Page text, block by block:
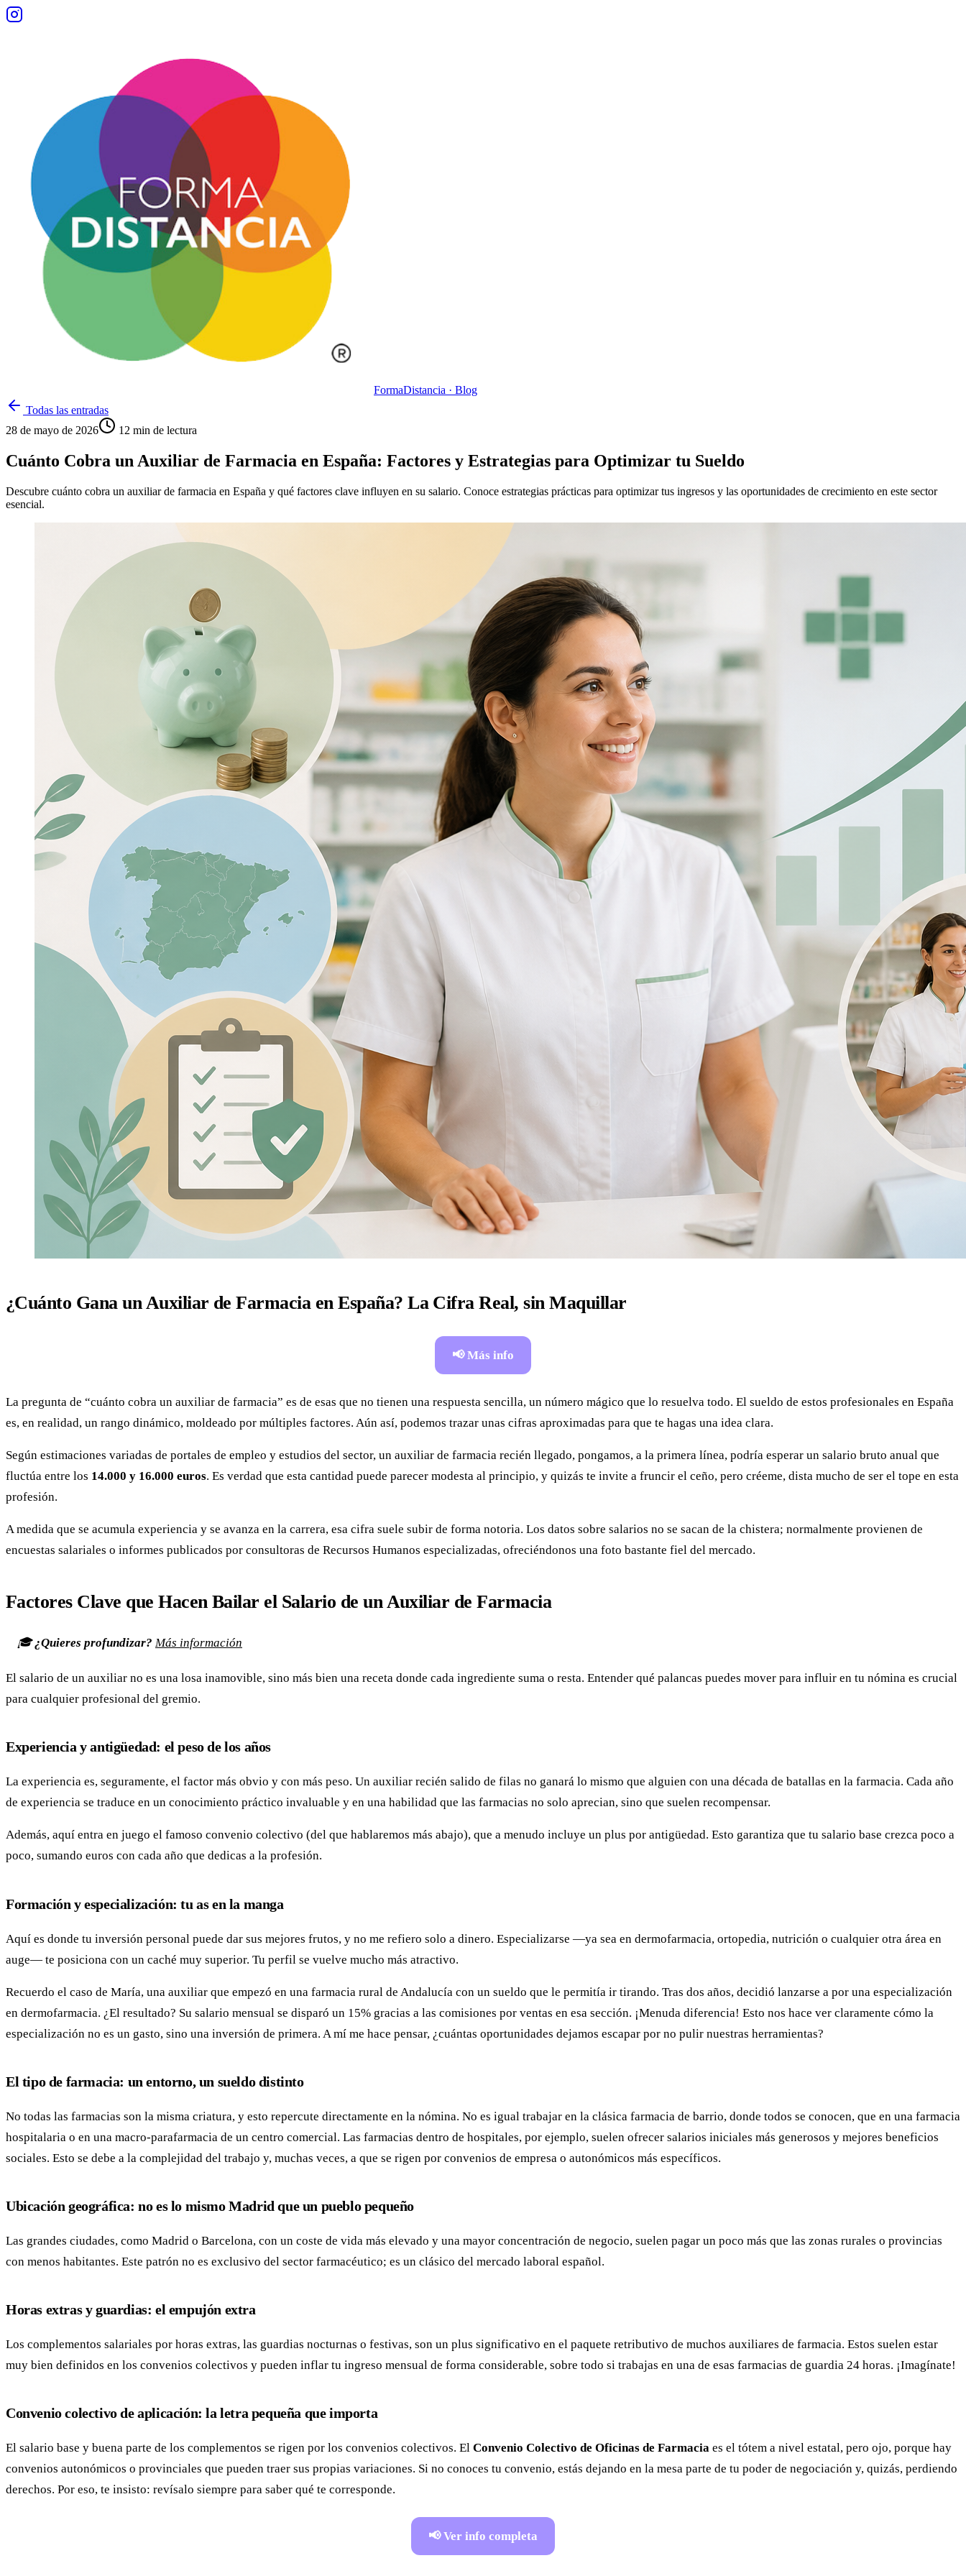
FormaDistancia · Blog
Todas las entradas
28 de mayo de 2026
12 min de lectura
Cuánto Cobra un Auxiliar de Farmacia en España: Factores y Estrategias para Optimizar tu Sueldo
Descubre cuánto cobra un auxiliar de farmacia en España y qué factores clave influyen en su salario. Conoce estrategias prácticas para optimizar tus ingresos y las oportunidades de crecimiento en este sector
esencial.
¿Cuánto Gana un Auxiliar de Farmacia en España? La Cifra Real, sin Maquillar
📢 Más info
La pregunta de “cuánto cobra un auxiliar de farmacia” es de esas que no tienen una respuesta sencilla, un número mágico que lo resuelva todo. El sueldo de estos profesionales en España
es, en realidad, un rango dinámico, moldeado por múltiples factores. Aún así, podemos trazar unas cifras aproximadas para que te hagas una idea clara.
Según estimaciones variadas de portales de empleo y estudios del sector, un auxiliar de farmacia recién llegado, pongamos, a la primera línea, podría esperar un salario bruto anual que
fluctúa entre los 14.000 y 16.000 euros. Es verdad que esta cantidad puede parecer modesta al principio, y quizás te invite a fruncir el ceño, pero créeme, dista mucho de ser el tope en esta
profesión.
A medida que se acumula experiencia y se avanza en la carrera, esa cifra suele subir de forma notoria. Los datos sobre salarios no se sacan de la chistera; normalmente provienen de
encuestas salariales o informes publicados por consultoras de Recursos Humanos especializadas, ofreciéndonos una foto bastante fiel del mercado.
Factores Clave que Hacen Bailar el Salario de un Auxiliar de Farmacia
🎓¿Quieres profundizar? Más información
El salario de un auxiliar no es una losa inamovible, sino más bien una receta donde cada ingrediente suma o resta. Entender qué palancas puedes mover para influir en tu nómina es crucial
para cualquier profesional del gremio.
Experiencia y antigüedad: el peso de los años
La experiencia es, seguramente, el factor más obvio y con más peso. Un auxiliar recién salido de filas no ganará lo mismo que alguien con una década de batallas en la farmacia. Cada año
de experiencia se traduce en un conocimiento práctico invaluable y en una habilidad que las farmacias no solo aprecian, sino que suelen recompensar.
Además, aquí entra en juego el famoso convenio colectivo (del que hablaremos más abajo), que a menudo incluye un plus por antigüedad. Esto garantiza que tu salario base crezca poco a
poco, sumando euros con cada año que dedicas a la profesión.
Formación y especialización: tu as en la manga
Aquí es donde tu inversión personal puede dar sus mejores frutos, y no me refiero solo a dinero. Especializarse —ya sea en dermofarmacia, ortopedia, nutrición o cualquier otra área en
auge— te posiciona con un caché muy superior. Tu perfil se vuelve mucho más atractivo.
Recuerdo el caso de María, una auxiliar que empezó en una farmacia rural de Andalucía con un sueldo que le permitía ir tirando. Tras dos años, decidió lanzarse a por una especialización
en dermofarmacia. ¿El resultado? Su salario mensual se disparó un 15% gracias a las comisiones por ventas en esa sección. ¡Menuda diferencia! Esto nos hace ver claramente cómo la
especialización no es un gasto, sino una inversión de primera. A mí me hace pensar, ¿cuántas oportunidades dejamos escapar por no pulir nuestras herramientas?
El tipo de farmacia: un entorno, un sueldo distinto
No todas las farmacias son la misma criatura, y esto repercute directamente en la nómina. No es igual trabajar en la clásica farmacia de barrio, donde todos se conocen, que en una farmacia
hospitalaria o en una macro-parafarmacia de un centro comercial. Las farmacias dentro de hospitales, por ejemplo, suelen ofrecer salarios iniciales más generosos y mejores beneficios
sociales. Esto se debe a la complejidad del trabajo y, muchas veces, a que se rigen por convenios de empresa o autonómicos más específicos.
Ubicación geográfica: no es lo mismo Madrid que un pueblo pequeño
Las grandes ciudades, como Madrid o Barcelona, con un coste de vida más elevado y una mayor concentración de negocio, suelen pagar un poco más que las zonas rurales o provincias
con menos habitantes. Este patrón no es exclusivo del sector farmacéutico; es un clásico del mercado laboral español.
Horas extras y guardias: el empujón extra
Los complementos salariales por horas extras, las guardias nocturnas o festivas, son un plus significativo en el paquete retributivo de muchos auxiliares de farmacia. Estos suelen estar
muy bien definidos en los convenios colectivos y pueden inflar tu ingreso mensual de forma considerable, sobre todo si trabajas en una de esas farmacias de guardia 24 horas. ¡Imagínate!
Convenio colectivo de aplicación: la letra pequeña que importa
El salario base y buena parte de los complementos se rigen por los convenios colectivos. El Convenio Colectivo de Oficinas de Farmacia es el tótem a nivel estatal, pero ojo, porque hay
convenios autonómicos o provinciales que pueden traer sus propias variaciones. Si no conoces tu convenio, estás dejando en la mesa parte de tu poder de negociación y, quizás, perdiendo
derechos. Por eso, te insisto: revísalo siempre para saber qué te corresponde.
📢 Ver info completa